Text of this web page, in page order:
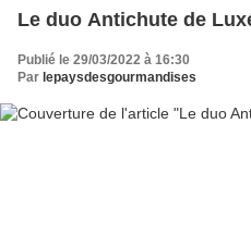
Le duo Antichute de
Publié le 29/03/2022 à 16:30
Par lepaysdesgourmandises